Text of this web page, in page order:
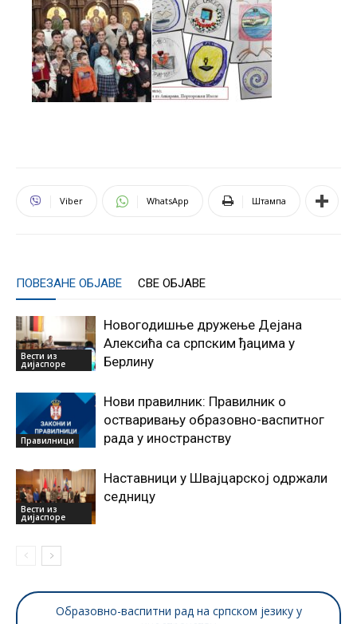
Viber WhatsApp Штампа
ПОВЕЗАНЕ ОБЈАВЕ СВЕ ОБЈАВЕ
Вести из
дијаспоре
Новогодишње дружење Дејана
Алексића са српским ђацима у
Берлину
Правилници
Нови правилник: Правилник о
остваривању образовно-васпитног
рада у иностранству
Вести из
дијаспоре
Наставници у Швајцарској одржали
седницу
Образовно-васпитни рад на српском језику у